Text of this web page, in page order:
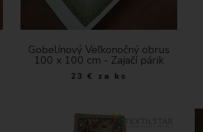
Gobelínový Veľkonočný obrus
100 x 100 cm - Zajačí párik
23 € za ks